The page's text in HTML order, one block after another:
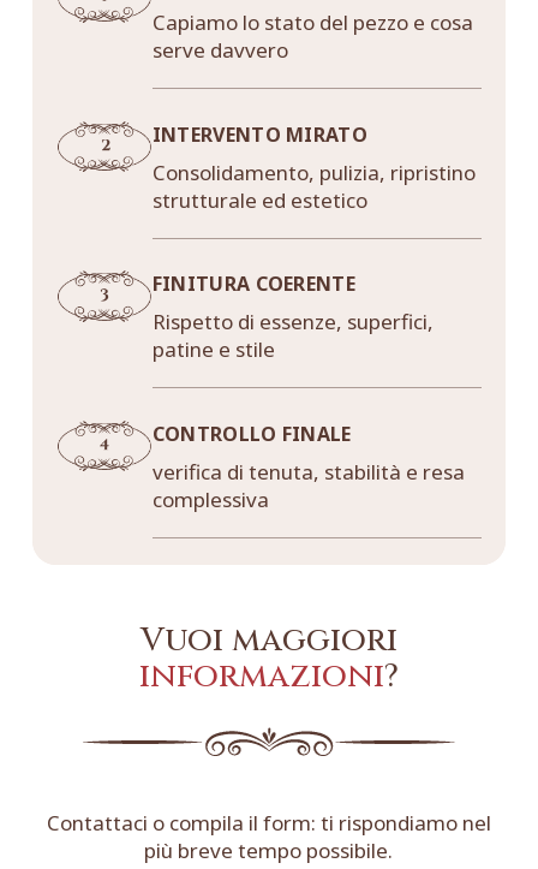
Capiamo lo stato del pezzo e cosa
serve davvero
INTERVENTO MIRATO
Consolidamento, pulizia, ripristino
strutturale ed estetico
FINITURA COERENTE
Rispetto di essenze, superfici,
patine e stile
CONTROLLO FINALE
verifica di tenuta, stabilità e resa
complessiva
Vuoi maggiori
informazioni?
Contattaci o compila il form: ti rispondiamo nel
più breve tempo possibile.